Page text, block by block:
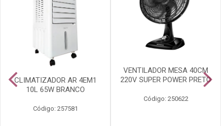
CLIMATIZADOR AR 4EM1
10L 65W BRANCO
Código: 257581
VENTILADOR MESA 40CM
220V SUPER POWER PRETO
Código: 250622